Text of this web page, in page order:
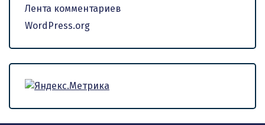
Лента комментариев
WordPress.org